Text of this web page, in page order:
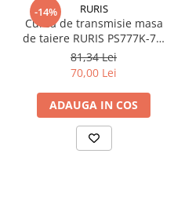
Continut pachet:
1 x Set filtru aer atomizor
-14% RURIS
Curea de transmisie masa
de taiere RURIS PS777K-76,
pentru motocositori Ruris
DAC 777K
81,34 Lei
70,00 Lei
ADAUGA IN COS